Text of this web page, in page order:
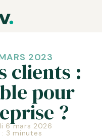
2023
clients :
pour
?
6 mars 2026
3 minutes